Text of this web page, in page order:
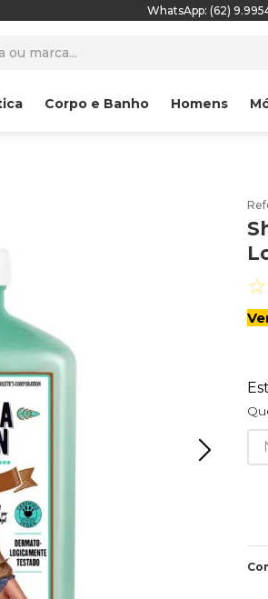
WhatsApp: (62)
Corpo e Banho Homens
☆